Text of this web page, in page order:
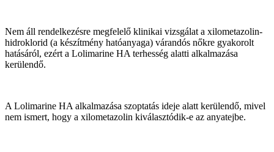
Nem áll rendelkezésre megfelelő klinikai vizsgálat a xilometazolin-
hidroklorid (a készítmény hatóanyaga) várandós nőkre gyakorolt
hatásáról, ezért a Lolimarine HA terhesség alatti alkalmazása
kerülendő.
A Lolimarine HA alkalmazása szoptatás ideje alatt kerülendő, mivel
nem ismert, hogy a xilometazolin kiválasztódik-e az anyatejbe.